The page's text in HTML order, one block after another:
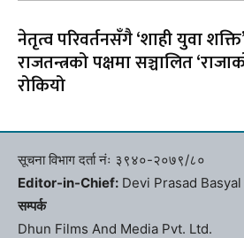
नेतृत्व परिवर्तनसँगै ‘शाही युवा
राजतन्त्रको पक्षमा सञ्चालित
रोकियो
सूचना विभाग दर्ता नंः ३९४०-२०७९/८०
Editor-in-Chief: Devi Prasad Basyal
सम्पर्क
Dhun Films And Media Pvt. Ltd.